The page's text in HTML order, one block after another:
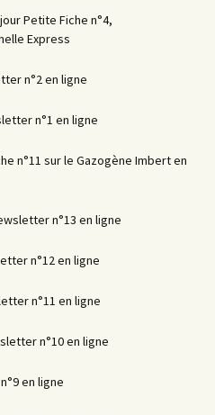
Petite Fiche n°4,
Express
n°2 en ligne
n°1 en ligne
n°11 sur le Gazogène Imbert en
n°13 en ligne
n°12 en ligne
n°11 en ligne
n°10 en ligne
en ligne